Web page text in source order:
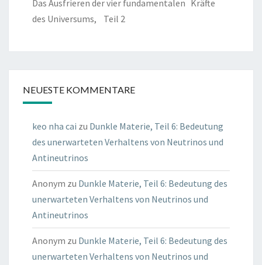
Das Ausfrieren der vier fundamentalen Kräfte
des Universums, Teil 2
NEUESTE KOMMENTARE
keo nha cai zu Dunkle Materie, Teil 6: Bedeutung
des unerwarteten Verhaltens von Neutrinos und
Antineutrinos
Anonym zu Dunkle Materie, Teil 6: Bedeutung des
unerwarteten Verhaltens von Neutrinos und
Antineutrinos
Anonym zu Dunkle Materie, Teil 6: Bedeutung des
unerwarteten Verhaltens von Neutrinos und